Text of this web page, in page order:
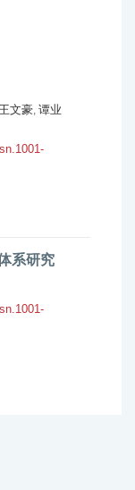
王文豪, 谭业
系研究